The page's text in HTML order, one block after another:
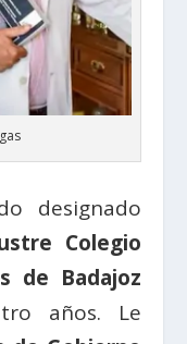
designado
Colegio
de Badajoz
años. Le